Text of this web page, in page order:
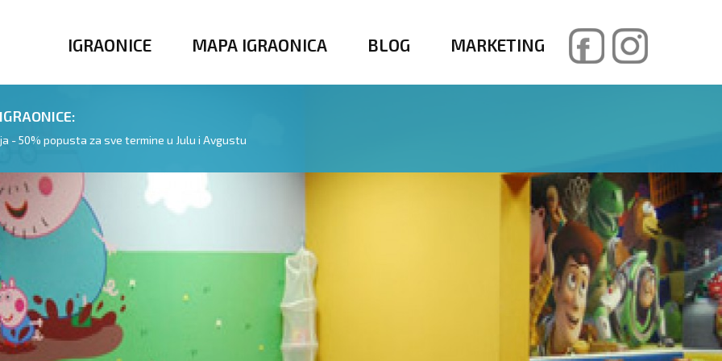
IGRAONICE MAPA IGRAONICA BLOG MARKETING
- 50% popusta za sve termine u Julu i Avgustu